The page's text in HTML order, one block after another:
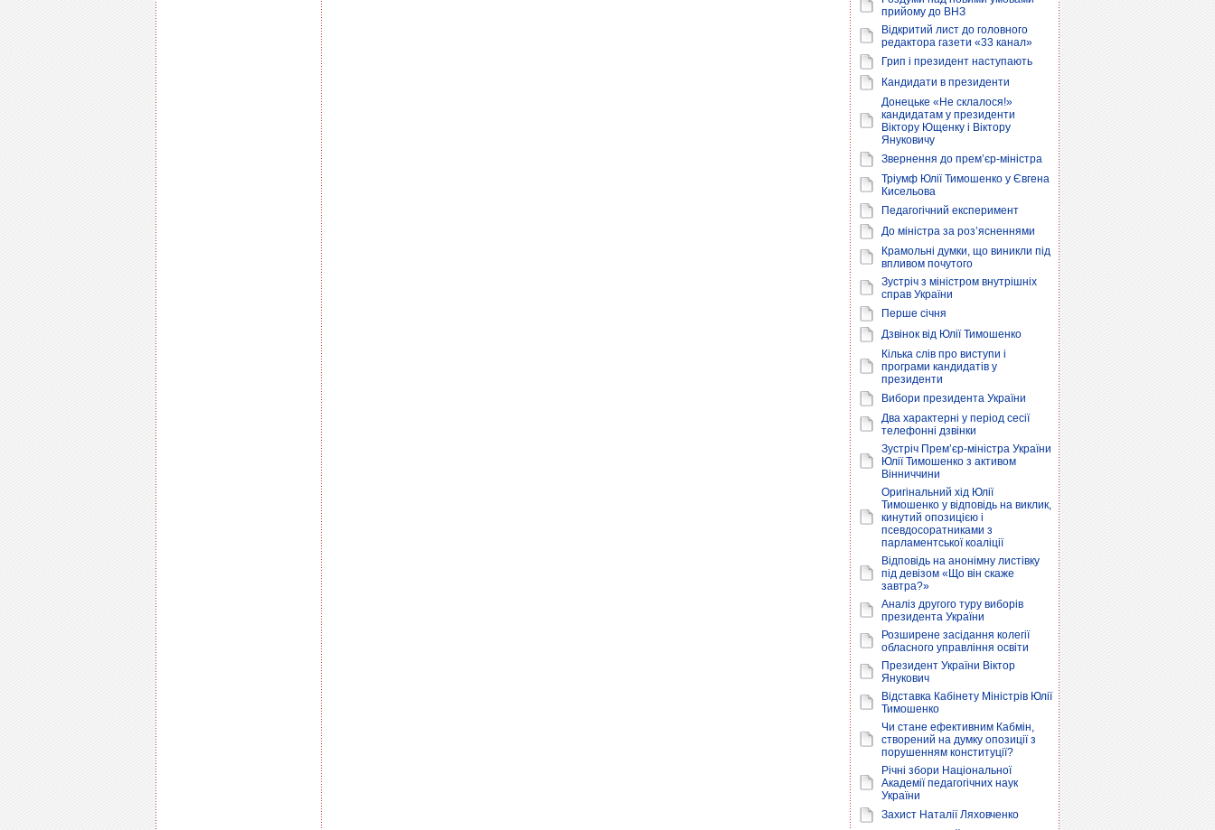
прийому до ВНЗ
Відкритий лист до головного
редактора газети «33 канал»
Грип і президент наступають
Кандидати в президенти
Донецьке «Не склалося!»
кандидатам у президенти
Віктору Ющенку і Віктору
Януковичу
Звернення до прем’єр-міністра
Тріумф Юлії Тимошенко у Євгена
Кисельова
Педагогічний експеримент
До міністра за роз’ясненнями
Крамольні думки, що виникли під
впливом почутого
Зустріч з міністром внутрішніх
справ України
Перше січня
Дзвінок від Юлії Тимошенко
Кілька слів про виступи і
програми кандидатів у
президенти
Вибори президента України
Два характерні у період сесії
телефонні дзвінки
Зустріч Прем’єр-міністра України
Юлії Тимошенко з активом
Вінниччини
Оригінальний хід Юлії
Тимошенко у відповідь на виклик,
кинутий опозицією і
псевдосоратниками з
парламентської коаліції
Відповідь на анонімну листівку
під девізом «Що він скаже
завтра?»
Аналіз другого туру виборів
президента України
Розширене засідання колегії
обласного управління освіти
Президент України Віктор
Янукович
Відставка Кабінету Міністрів Юлії
Тимошенко
Чи стане ефективним Кабмін,
створений на думку опозиції з
порушенням конституції?
Річні збори Національної
Академії педагогічних наук
України
Захист Наталії Ляховченко